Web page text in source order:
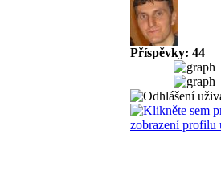
Příspěvky: 44